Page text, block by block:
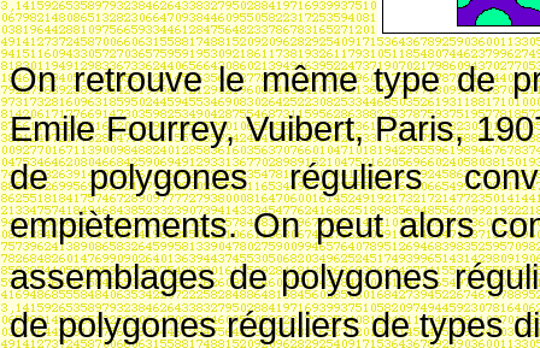
On retrouve le même type de
Emile Fourrey, Vuibert, Paris,
de polygones réguliers
empiètements. On peut alors
assemblages de polygones
de polygones réguliers de types